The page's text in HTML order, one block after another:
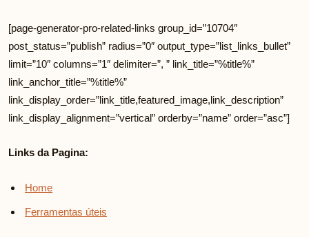
[page-generator-pro-related-links group_id=”10704″
post_status=”publish” radius=”0″ output_type=”list_links_bullet”
limit=”10″ columns=”1″ delimiter=”, ” link_title=”%title%”
link_anchor_title=”%title%”
link_display_order=”link_title,featured_image,link_description”
link_display_alignment=”vertical” orderby=”name” order=”asc”]
Links da Pagina:
Home
Ferramentas úteis